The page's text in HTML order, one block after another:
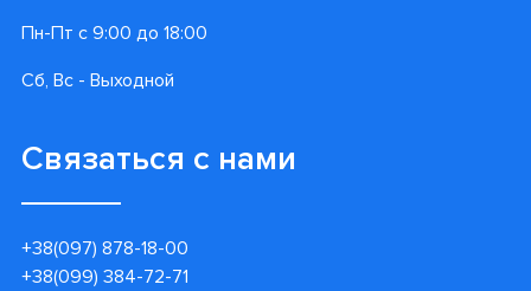
Пн-Пт с 9:00 до 18:00
Сб, Вс - Выходной
Связаться с нами
+38(097) 878-18-00
+38(099) 384-72-71